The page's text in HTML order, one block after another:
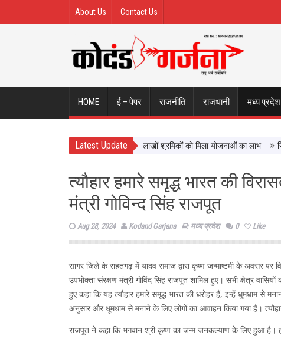
About Us Contact Us
HOME ई – पेपर राजनीति राजधानी मध्य प्रदेश
Latest Update
कल्याण को नई दिशा, ढाई साल में लाखों श्रमिकों को मिला योजनाओं का लाभ सिटी
त्यौहार हमारे समृद्ध भारत की
मंत्री गोविन्द सिंह राजपूत
Aug 28, 2024 Kodand Garjana मध्य प्रदेश 0 Like
सागर जिले के राहतगढ़ में यादव समाज द्वारा कृष्ण जन्माष्टमी के अवसर पर
उपभोक्ता संरक्षण मंत्री गोविंद सिंह राजपूत शामिल हुए। सभी क्षेत्र
हुए कहा कि यह त्यौहार हमारे समृद्ध भारत की धरोहर हैं, इन्हें धूमधाम से
अनुसार और धूमधाम से मनाने के लिए लोगों का आवाहन किया गया है।
राजपूत ने कहा कि भगवान श्री कृष्ण का जन्म जनकल्याण के लिए हुआ है।